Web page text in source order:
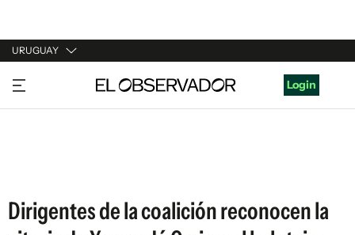
URUGUAY
URUGUAY
ARGENTINA
Login
Dirigentes de la coalición reconocen la